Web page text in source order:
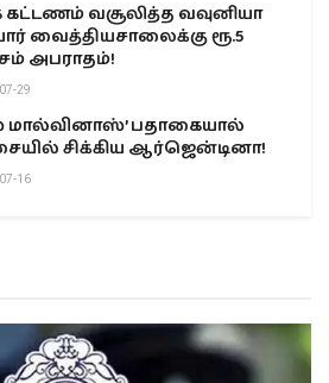
கட்டணம் வசூலித்த வவுனியா
வைத்தியசாலைக்கு ரூ.5
அபராதம்!
29
மால்வினாஸ்’ பதாகையால்
சிக்கிய ஆர்ஜென்டினா!
16